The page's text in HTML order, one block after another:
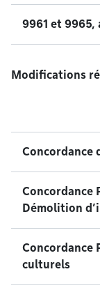
9961 et 9965,
Modifications
Concordance
Concordance
Démolition
Concordance
culturels